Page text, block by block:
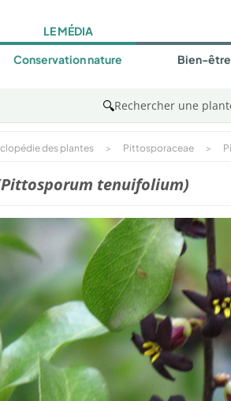
LE MÉDIA
Conservation nature Bien-être
🔍Rechercher une
des plantes > Pittosporaceae >
tenuifolium)